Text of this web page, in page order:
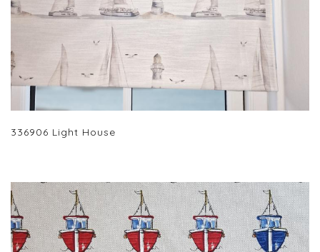
336906 Light House